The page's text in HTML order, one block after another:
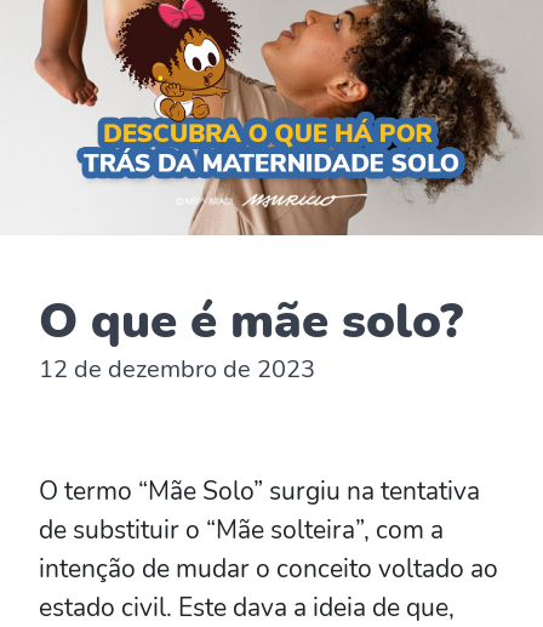
O que é mãe solo?
12 de dezembro de 2023
O termo “Mãe Solo” surgiu na tentativa
de substituir o “Mãe solteira”, com a
intenção de mudar o conceito voltado ao
estado civil. Este dava a ideia de que,